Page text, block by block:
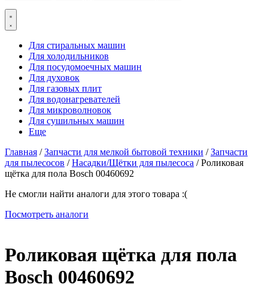
Для стиральных машин
Для холодильников
Для посудомоечных машин
Для духовок
Для газовых плит
Для водонагревателей
Для микроволновок
Для сушильных машин
Еще
Главная /Запчасти для мелкой бытовой техники /Запчасти
для пылесосов /Насадки/Щётки для пылесоса / Роликовая
щётка для пола Bosch 00460692
Не смогли найти аналоги для этого товара :(
Посмотреть аналоги
Роликовая щётка для пола
Bosch 00460692